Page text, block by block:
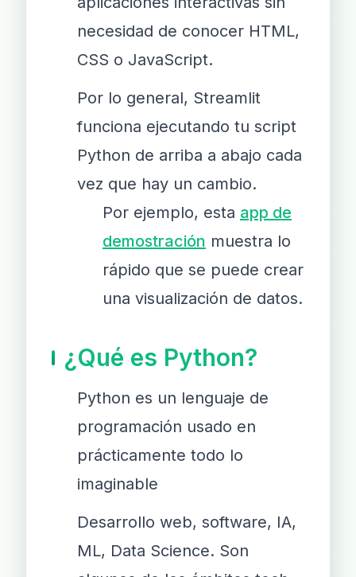
necesidad de conocer HTML,
CSS o JavaScript.
Por lo general, Streamlit
funciona ejecutando tu script
Python de arriba a abajo cada
vez que hay un cambio.
Por ejemplo, esta app de
demostración muestra lo
rápido que se puede crear
una visualización de datos.
¿Qué es Python?
Python es un lenguaje de
programación usado en
prácticamente todo lo
imaginable
Desarrollo web, software, IA,
ML, Data Science. Son